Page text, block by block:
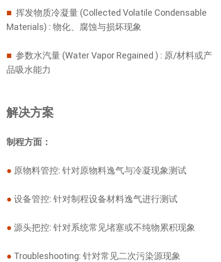
■ 挥发物质冷凝量 (Collected Volatile Condensable
Materials) : 物化、腐蚀与损坏现象
■ 参数水汽量 (Water Vapor Regained ) : 原/材料或产
品吸水能力
解决方案
制程方面：
● 原物料管控: 针对原物料逸气与冷凝现象测试
● 设备管控: 针对制程设备材料逸气进行测试
● 源头把控: 针对系统常见堵塞或不纯物累积现象
● Troubleshooting: 针对常见二次污染源现象